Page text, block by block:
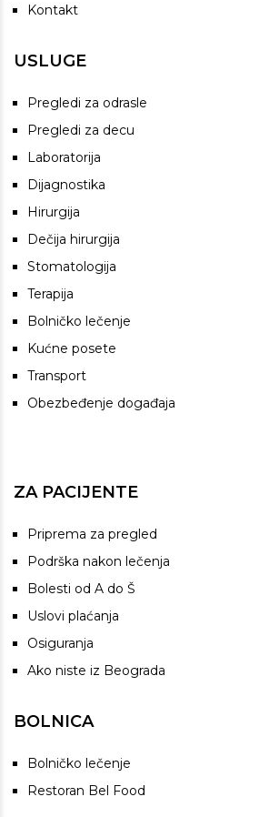
Kontakt
USLUGE
Pregledi za odrasle
Pregledi za decu
Laboratorija
Dijagnostika
Hirurgija
Dečija hirurgija
Stomatologija
Terapija
Bolničko lečenje
Kućne posete
Transport
Obezbeđenje događaja
ZA PACIJENTE
Priprema za pregled
Podrška nakon lečenja
Bolesti od A do Š
Uslovi plaćanja
Osiguranja
Ako niste iz Beograda
BOLNICA
Bolničko lečenje
Restoran Bel Food